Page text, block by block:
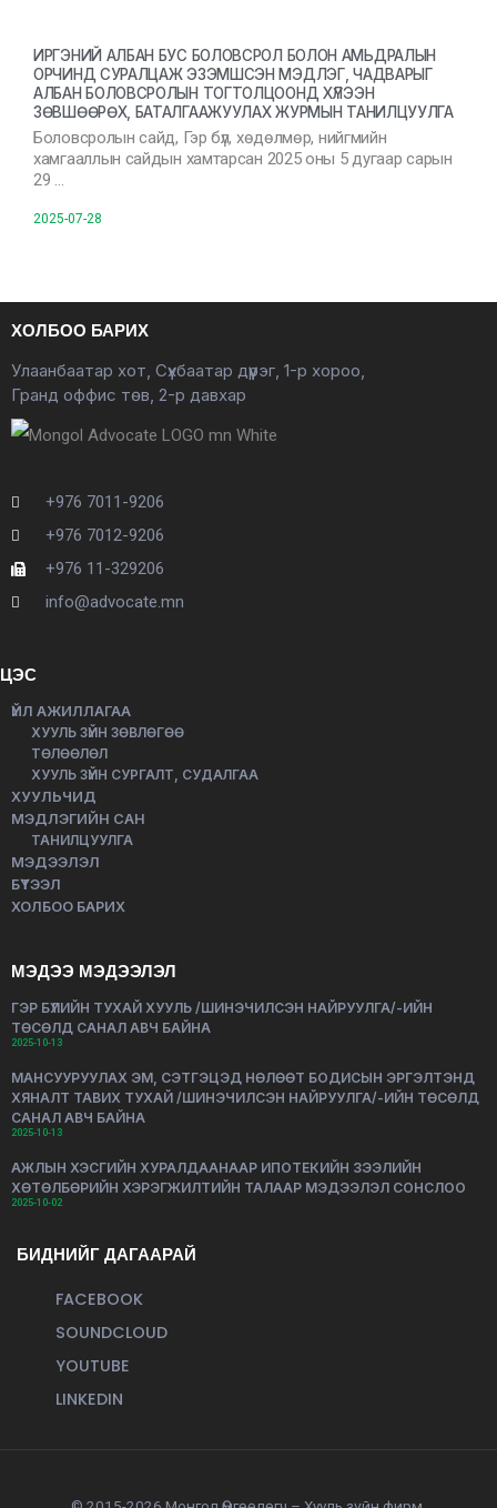
ИРГЭНИЙ АЛБАН БУС БОЛОВСРОЛ БОЛОН АМЬДРАЛЫН
ОРЧИНД СУРАЛЦАЖ ЭЗЭМШСЭН МЭДЛЭГ, ЧАДВАРЫГ
АЛБАН БОЛОВСРОЛЫН ТОГТОЛЦООНД ХҮЛЭЭН
ЗӨВШӨӨРӨХ, БАТАЛГААЖУУЛАХ ЖУРМЫН ТАНИЛЦУУЛГА
Боловсролын сайд, Гэр бүл, хөдөлмөр, нийгмийн
хамгааллын сайдын хамтарсан 2025 оны 5 дугаар сарын
29 …
2025-07-28
ХОЛБОО БАРИХ
Улаанбаатар хот, Сүхбаатар дүүрэг, 1-р хороо,
Гранд оффис төв, 2-р давхар
+976 7011-9206
+976 7012-9206
+976 11-329206
info@advocate.mn
ЦЭС
ҮЙЛ АЖИЛЛАГАА
ХУУЛЬ ЗҮЙН ЗӨВЛӨГӨӨ
ТӨЛӨӨЛӨЛ
ХУУЛЬ ЗҮЙН СУРГАЛТ, СУДАЛГАА
ХУУЛЬЧИД
МЭДЛЭГИЙН САН
ТАНИЛЦУУЛГА
МЭДЭЭЛЭЛ
БҮТЭЭЛ
ХОЛБОО БАРИХ
МЭДЭЭ МЭДЭЭЛЭЛ
ГЭР БҮЛИЙН ТУХАЙ ХУУЛЬ /ШИНЭЧИЛСЭН НАЙРУУЛГА/-ИЙН
ТӨСӨЛД САНАЛ АВЧ БАЙНА
2025-10-13
МАНСУУРУУЛАХ ЭМ, СЭТГЭЦЭД НӨЛӨӨТ БОДИСЫН ЭРГЭЛТЭНД
ХЯНАЛТ ТАВИХ ТУХАЙ /ШИНЭЧИЛСЭН НАЙРУУЛГА/-ИЙН ТӨСӨЛД
САНАЛ АВЧ БАЙНА
2025-10-13
АЖЛЫН ХЭСГИЙН ХУРАЛДААНААР ИПОТЕКИЙН ЗЭЭЛИЙН
ХӨТӨЛБӨРИЙН ХЭРЭГЖИЛТИЙН ТАЛААР МЭДЭЭЛЭЛ СОНСЛОО
2025-10-02
БИДНИЙГ ДАГААРАЙ
FACEBOOK
SOUNDCLOUD
YOUTUBE
LINKEDIN